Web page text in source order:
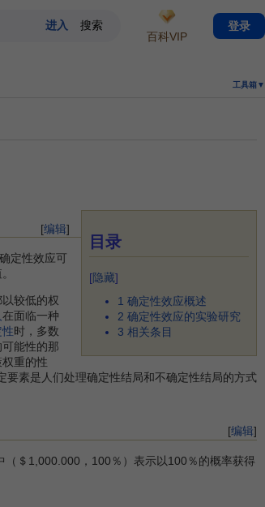
工具箱▼
目录
[隐藏]
1 确定性效应概述
2 确定性效应的实验研究
3 相关条目
[编辑]
定性效应可
较低的权
在面临一种
时，多数
能性的那
重的性
要素是人们处理确定性结局和不确定性结局的方式
[编辑]
＄1,000.000，100％）表示以100％的概率获得
百科VIP
登录